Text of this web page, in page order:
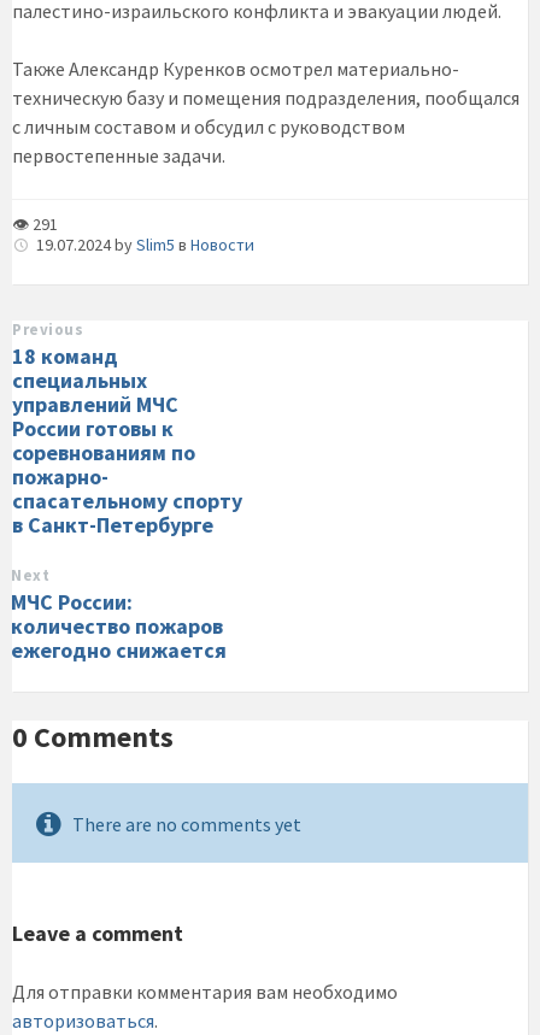
палестино-израильского конфликта и эвакуации людей.
Также Александр Куренков осмотрел материально-
техническую базу и помещения подразделения, пообщался
с личным составом и обсудил с руководством
первостепенные задачи.
👁 291
19.07.2024bySlim5 в Новости
Previous
18 команд
специальных
управлений МЧС
России готовы к
соревнованиям по
пожарно-
спасательному спорту
в Санкт-Петербурге
Next
МЧС России:
количество пожаров
ежегодно снижается
0 Comments
There are no comments yet
Leave a comment
Для отправки комментария вам необходимо
авторизоваться.